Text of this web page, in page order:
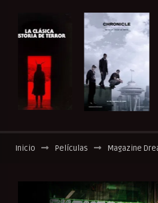
Inicio Películas Magazine